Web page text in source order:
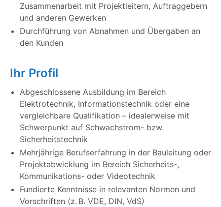
Zusammenarbeit mit Projektleitern, Auftraggebern
und anderen Gewerken
Durchführung von Abnahmen und Übergaben an
den Kunden
Ihr Profil
Abgeschlossene Ausbildung im Bereich
Elektrotechnik, Informationstechnik oder eine
vergleichbare Qualifikation – idealerweise mit
Schwerpunkt auf Schwachstrom- bzw.
Sicherheitstechnik
Mehrjährige Berufserfahrung in der Bauleitung oder
Projektabwicklung im Bereich Sicherheits-,
Kommunikations- oder Videotechnik
Fundierte Kenntnisse in relevanten Normen und
Vorschriften (z. B. VDE, DIN, VdS)